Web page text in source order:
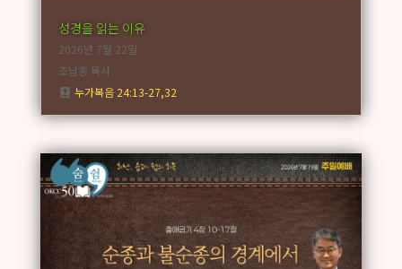
성경을 읽는 이유
2026년 7월 22일
조남종 목사
누가복음 24:13-27,32